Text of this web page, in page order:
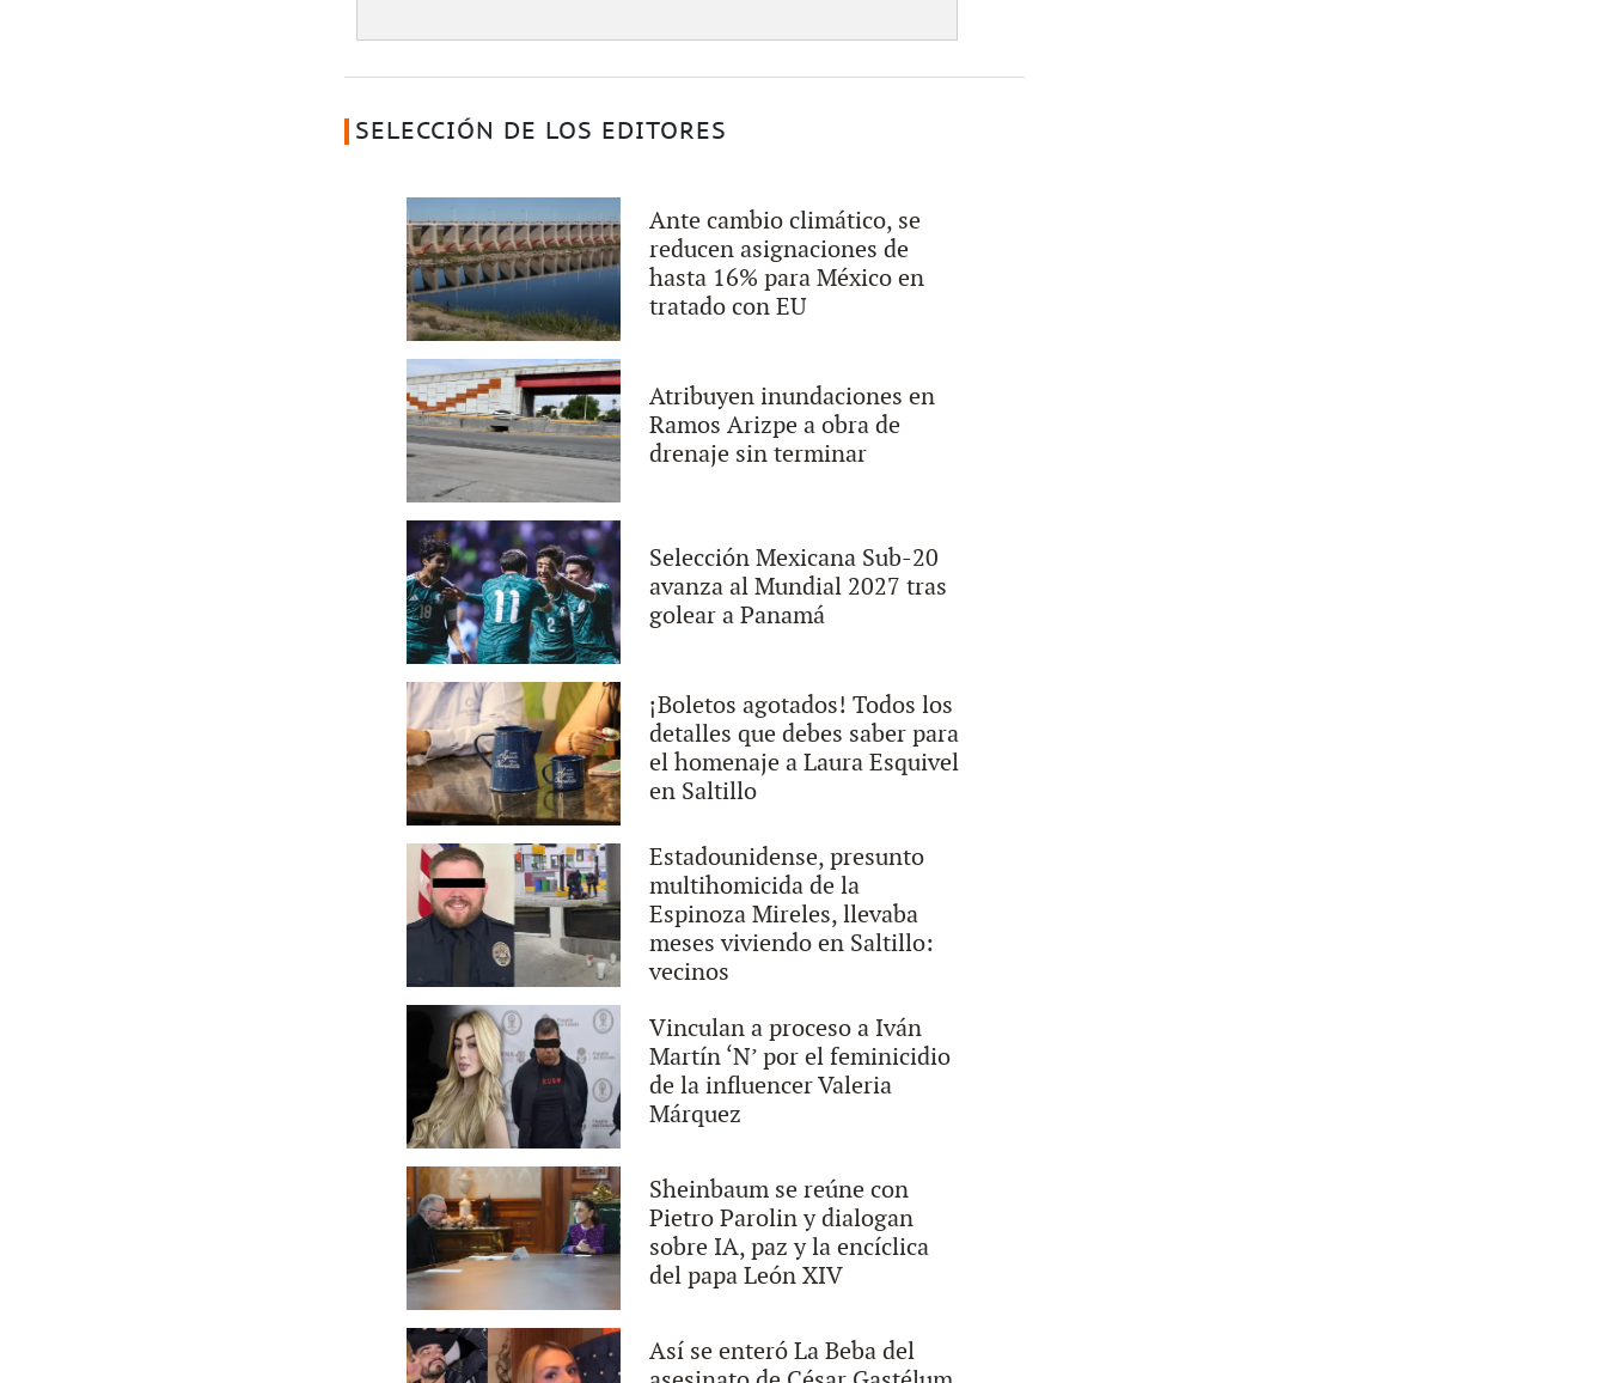
SELECCIÓN DE LOS EDITORES
Ante cambio climático, se
reducen asignaciones de
hasta 16% para México en
tratado con EU
Atribuyen inundaciones en
Ramos Arizpe a obra de
drenaje sin terminar
Selección Mexicana Sub-20
avanza al Mundial 2027 tras
golear a Panamá
¡Boletos agotados! Todos los
detalles que debes saber para
el homenaje a Laura Esquivel
en Saltillo
Estadounidense, presunto
multihomicida de la
Espinoza Mireles, llevaba
meses viviendo en Saltillo:
vecinos
Vinculan a proceso a Iván
Martín ‘N’ por el feminicidio
de la influencer Valeria
Márquez
Sheinbaum se reúne con
Pietro Parolin y dialogan
sobre IA, paz y la encíclica
del papa León XIV
Así se enteró La Beba del